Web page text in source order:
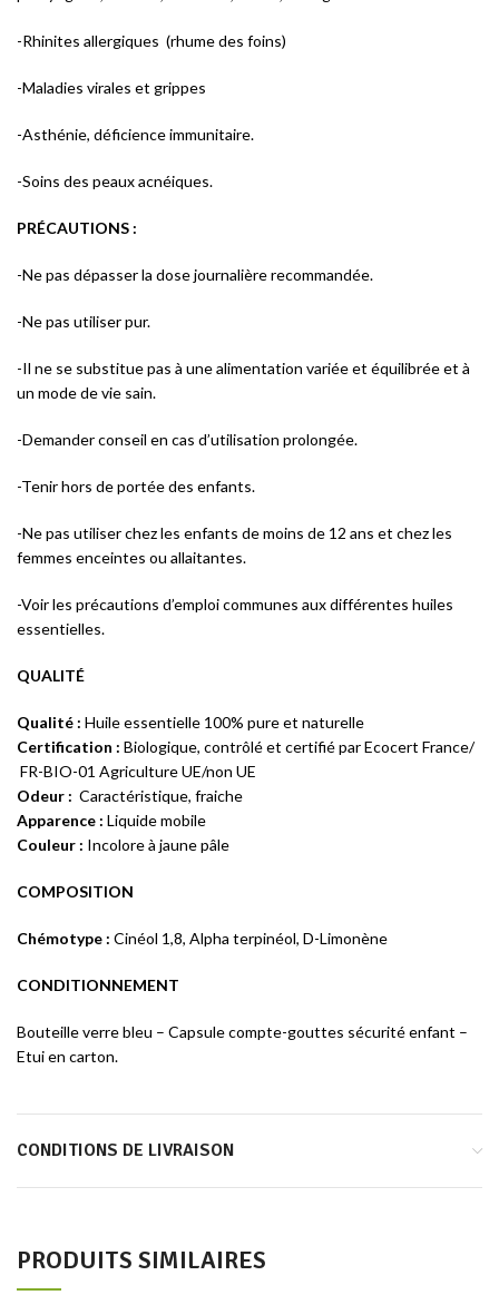
-Rhinites allergiques (rhume des foins)
-Maladies virales et grippes
-Asthénie, déficience immunitaire.
-Soins des peaux acnéiques.
PRÉCAUTIONS :
-Ne pas dépasser la dose journalière recommandée.
-Ne pas utiliser pur.
-Il ne se substitue pas à une alimentation variée et équilibrée et à
un mode de vie sain.
-Demander conseil en cas d’utilisation prolongée.
-Tenir hors de portée des enfants.
-Ne pas utiliser chez les enfants de moins de 12 ans et chez les
femmes enceintes ou allaitantes.
-Voir les précautions d’emploi communes aux différentes huiles
essentielles.
QUALITÉ
Qualité : Huile essentielle 100% pure et naturelle
Certification : Biologique, contrôlé et certifié par Ecocert France/
FR-BIO-01 Agriculture UE/non UE
Odeur : Caractéristique, fraiche
Apparence : Liquide mobile
Couleur : Incolore à jaune pâle
COMPOSITION
Chémotype : Cinéol 1,8, Alpha terpinéol, D-Limonène
CONDITIONNEMENT
Bouteille verre bleu – Capsule compte-gouttes sécurité enfant –
Etui en carton.
CONDITIONS DE LIVRAISON
PRODUITS SIMILAIRES